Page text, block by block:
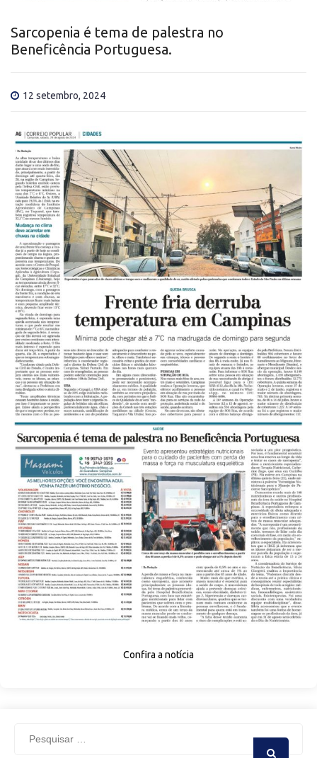
Sarcopenia é tema de palestra no
Beneficência Portuguesa.
12 setembro, 2024
Confira a notícia